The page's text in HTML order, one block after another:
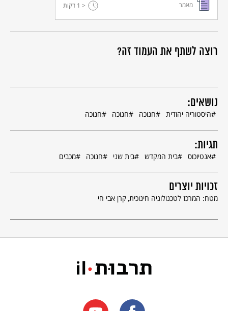
פרט מצילום אחוזת קבר של משפחת כוהנים מתקופת הממלכה החשמונאית. בחזית
הקבר – עמודים יווניים (בסגנון דורי). בירושלים יש מצבות קבורה מתקופת הממלכה
טיהור בית המקדש בידי המקבים
הפסילים ועבודת האלילים:
המקבים הרסו את המזבח שנשאר (מזבח הָעוֹלָה), שאותו הפך אנטיוכוס
מנורה, כדי לחדש את העבודה בבית המקדש. וביום כה בכסלו (שנת
164 לפני הספירה) הקריבו המקבים קרבן חדש על המזבח החדש וחגגו
רוצה לשתף את העמוד זה?
נס. איך אפשר בלי איזה נס קטן. במאמר המצורף
מנתח המחבר את הזיקה הישירה בין התנועה
הציונית למכבים ולחג החנוכה.
מאמר < 1 דקות
נושאים:
היסטוריה יהודית חנוכה חנוכה חנוכה
תגיות:
אנטיוכוס בית המקדש בית שני חנוכה מכבים
זכויות יוצרים
מטח: המרכז לטכנולוגיה חינוכית קרן אבי חי